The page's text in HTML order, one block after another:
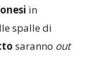
in
spalle di
saranno out